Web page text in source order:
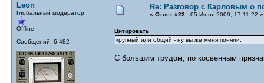
Leon
Глобальный модератор
Offline
Сообщений: 6,482
Re: Разговор с Карловым о
« Ответ #22 : 05 Июня 2009, 17:11:22 »
Цитировать
крупный или общий - ну вы же меня поняли.
С большим трудом, по косвенным